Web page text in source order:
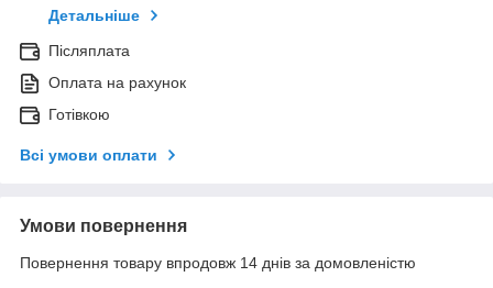
Детальніше
Післяплата
Оплата на рахунок
Готівкою
Всі умови оплати
Умови повернення
Повернення товару впродовж 14 днів за домовленістю